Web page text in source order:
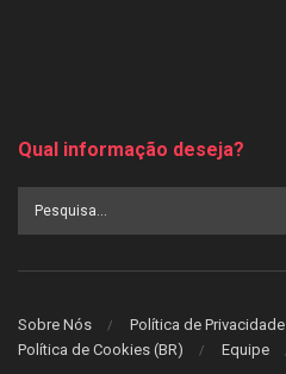
Qual informação deseja?
Sobre Nós Política de Privacidade
Política de Cookies (BR)
Equipe